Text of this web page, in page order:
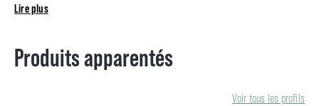
Lire plus
Produits apparentés
Voir tous les profils